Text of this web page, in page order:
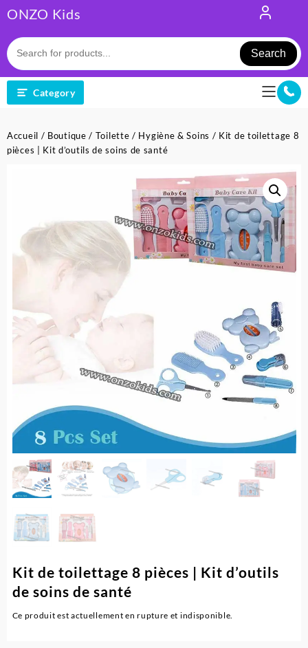
to
content
ONZO Kids
Search
Category
Accueil / Boutique / Toilette / Hygiène & Soins / Kit de toilettage 8
pièces | Kit d’outils de soins de santé
Kit de toilettage 8 pièces | Kit d’outils
de soins de santé
Ce produit est actuellement en rupture et indisponible.